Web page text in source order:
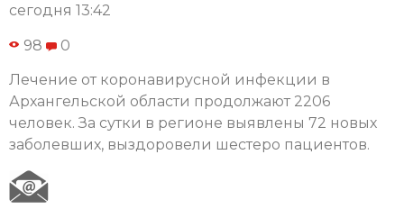
сегодня 13:42
98 0
Лечение от коронавирусной инфекции в
Архангельской области продолжают 2206
человек. За сутки в регионе выявлены 72 новых
заболевших, выздоровели шестеро пациентов.